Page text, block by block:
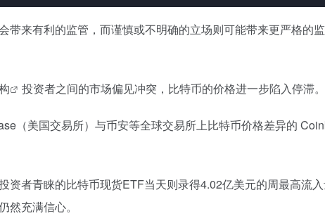
带来有利的监管，而谨慎或不明确的立场则可能带来更严格
投资者之间的市场偏见冲突，比特币的价格进一步陷入停滞。
（美国交易所）与币安等全球交易所上比特币价格差异的
资者青睐的比特币现货ETF当天则录得4.02亿美元的周最高流
然充满信心。